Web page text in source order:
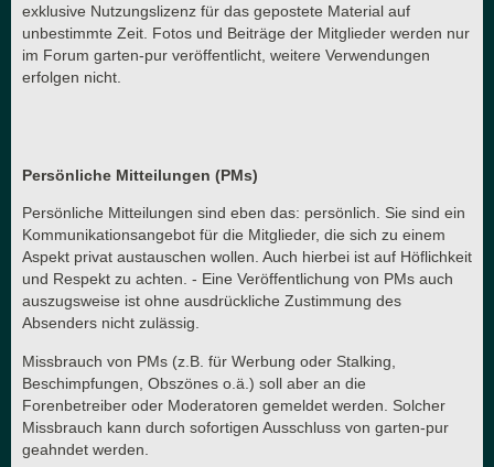
exklusive Nutzungslizenz für das gepostete Material auf
unbestimmte Zeit. Fotos und Beiträge der Mitglieder werden nur
im Forum garten-pur veröffentlicht, weitere Verwendungen
erfolgen nicht.
Persönliche Mitteilungen (PMs)
Persönliche Mitteilungen sind eben das: persönlich. Sie sind ein
Kommunikationsangebot für die Mitglieder, die sich zu einem
Aspekt privat austauschen wollen. Auch hierbei ist auf Höflichkeit
und Respekt zu achten. - Eine Veröffentlichung von PMs auch
auszugsweise ist ohne ausdrückliche Zustimmung des
Absenders nicht zulässig.
Missbrauch von PMs (z.B. für Werbung oder Stalking,
Beschimpfungen, Obszönes o.ä.) soll aber an die
Forenbetreiber oder Moderatoren gemeldet werden. Solcher
Missbrauch kann durch sofortigen Ausschluss von garten-pur
geahndet werden.